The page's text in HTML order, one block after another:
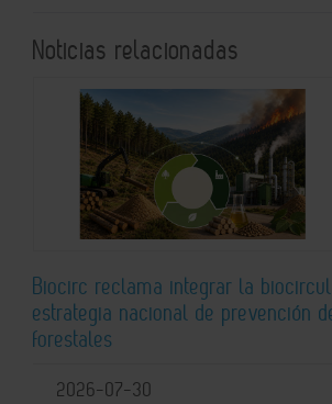
Noticias relacionadas
Biocirc reclama integrar la
estrategia nacional de prevención
forestales
2026-07-30